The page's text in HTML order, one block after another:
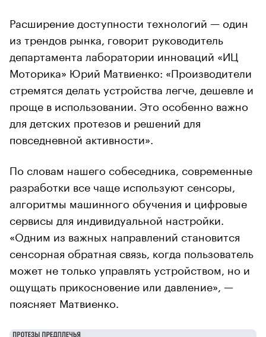
Расширение доступности технологий — один
из трендов рынка, говорит руководитель
департамента лаборатории инноваций «ИЦ
Моторика» Юрий Матвиенко: «Производители
стремятся делать устройства легче, дешевле и
проще в использовании. Это особенно важно
для детских протезов и решений для
повседневной активности».
По словам нашего собеседника, современные
разработки все чаще используют сенсоры,
алгоритмы машинного обучения и цифровые
сервисы для индивидуальной настройки.
«Одним из важных направлений становится
сенсорная обратная связь, когда пользователь
может не только управлять устройством, но и
ощущать прикосновение или давление», —
поясняет Матвиенко.